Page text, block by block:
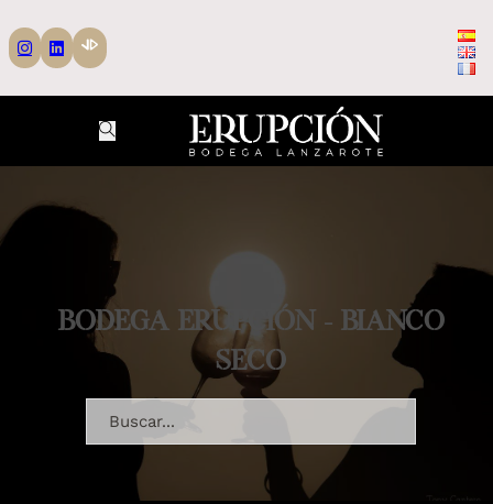
BODEGA ERUPCIÓN - BIANCO
SECO